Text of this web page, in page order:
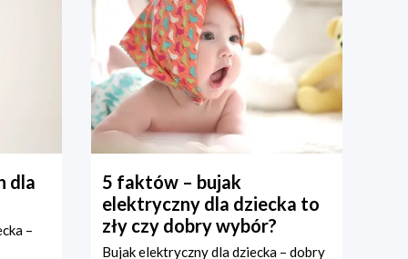
dla
–
5 faktów – bujak
elektryczny dla dziecka to
zły czy dobry wybór?
Bujak elektryczny dla dziecka – dobry